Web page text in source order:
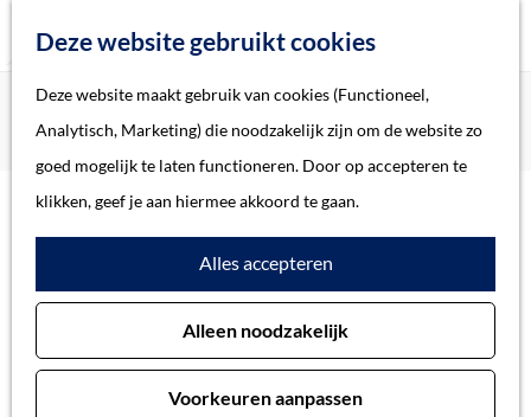
Deze website gebruikt cookies
Deze website maakt gebruik van cookies (Functioneel,
Analytisch, Marketing) die noodzakelijk zijn om de website zo
goed mogelijk te laten functioneren. Door op accepteren te
klikken, geef je aan hiermee akkoord te gaan.
Alles accepteren
Alleen noodzakelijk
Voorkeuren aanpassen
k
e
Home
Verhalen
Thema
Soort object
Collecties
Beeld en geluid
Home
Actueel
Horeca haakt aan bij fietsroute Linie 1629
Horeca haakt aan bij
fietsroute Linie 1629
11 juni 2021